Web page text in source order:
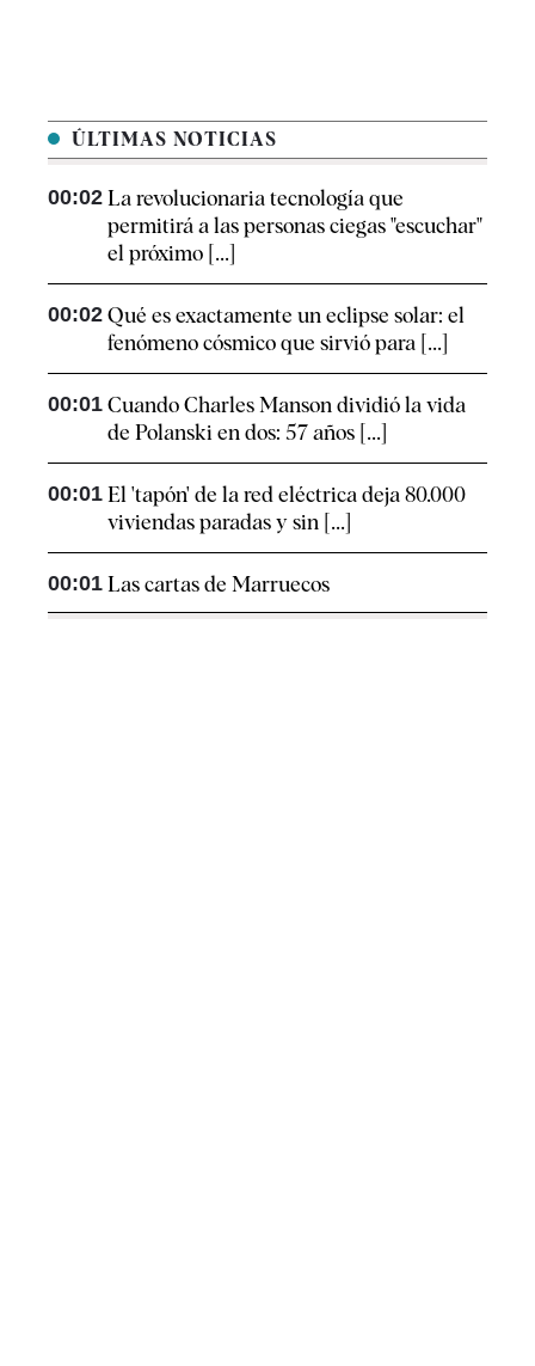
ÚLTIMAS NOTICIAS
00:02 La revolucionaria tecnología que
permitirá a las personas ciegas "escuchar"
el próximo [...]
00:02 Qué es exactamente un eclipse solar: el
fenómeno cósmico que sirvió para [...]
00:01 Cuando Charles Manson dividió la vida
de Polanski en dos: 57 años [...]
00:01 El 'tapón' de la red eléctrica deja 80.000
viviendas paradas y sin [...]
00:01 Las cartas de Marruecos